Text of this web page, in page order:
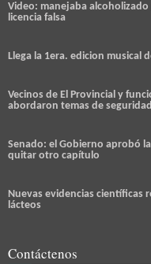
Video: manejaba
licencia falsa
Llega la 1era. edicion musical
Vecinos de El Provincial y
abordaron temas de
Senado: el Gobierno aprobó
quitar otro capítulo
Nuevas evidencias científicas
lácteos
Contáctenos